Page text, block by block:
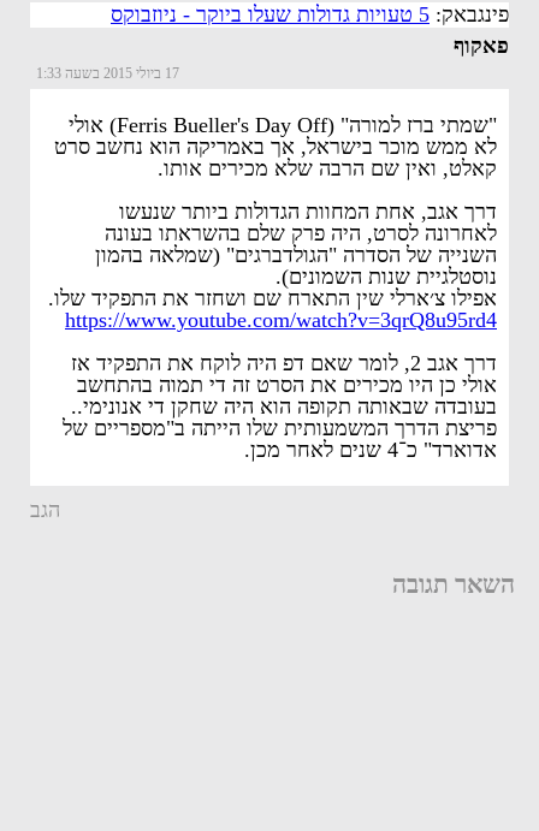
פינגבאק: 5 טעויות גדולות שעלו ביוקר - ניוזבוקס
פאקוף
17 ביולי 2015 בשעה 1:33
"שמתי ברז למורה" (Ferris Bueller's Day Off) אולי
לא ממש מוכר בישראל, אך באמריקה הוא נחשב סרט
קאלט, ואין שם הרבה שלא מכירים אותו.
דרך אגב, אחת המחוות הגדולות ביותר שנעשו
לאחרונה לסרט, היה פרק שלם בהשראתו בעונה
השנייה של הסדרה "הגולדברגים" (שמלאה בהמון
נוסטלגיית שנות השמונים).
אפילו צ׳ארלי שין התארח שם ושחזר את התפקיד שלו.
https://www.youtube.com/watch?v=3qrQ8u95rd4
דרך אגב 2, לומר שאם דפ היה לוקח את התפקיד אז
אולי כן היו מכירים את הסרט זה די תמוה בהתחשב
בעובדה שבאותה תקופה הוא היה שחקן די אנונימי..
פריצת הדרך המשמעותית שלו הייתה ב"מספריים של
אדוארד" כ־4 שנים לאחר מכן.
הגב
השאר תגובה